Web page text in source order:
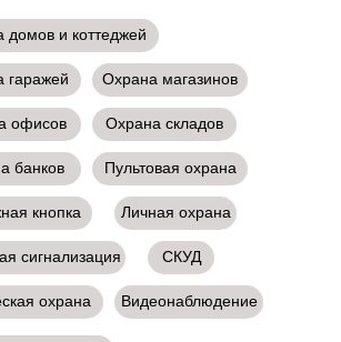
домов и коттеджей
гаражей Охрана магазинов
офисов Охрана складов
банков Пультовая охрана
кнопка
сигнализация
охрана
СКУД
Видеонаблюдение
Личная охрана